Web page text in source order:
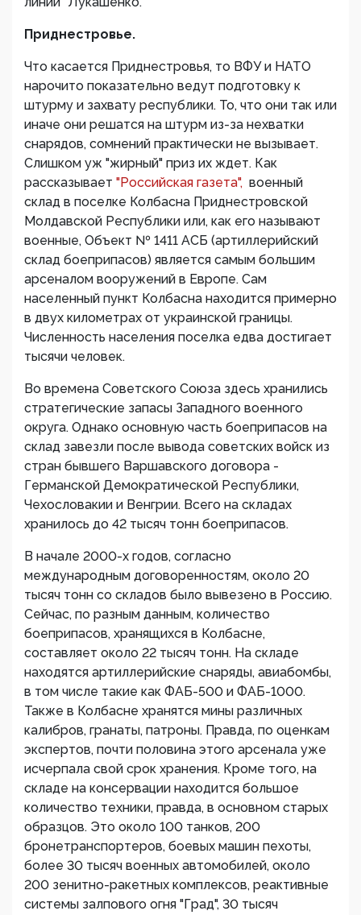
Приднестровье.
Что касается Приднестровья, то ВФУ и НАТО
нарочито показательно ведут подготовку к
штурму и захвату республики. То, что они так или
иначе они решатся на штурм из-за нехватки
снарядов, сомнений практически не вызывает.
Слишком уж "жирный" приз их ждет. Как
рассказывает "Российская газета", военный
склад в поселке Колбасна Приднестровской
Молдавской Республики или, как его называют
военные, Объект № 1411 АСБ (артиллерийский
склад боеприпасов) является самым большим
арсеналом вооружений в Европе. Сам
населенный пункт Колбасна находится примерно
в двух километрах от украинской границы.
Численность населения поселка едва достигает
тысячи человек.
Во времена Советского Союза здесь хранились
стратегические запасы Западного военного
округа. Однако основную часть боеприпасов на
склад завезли после вывода советских войск из
стран бывшего Варшавского договора -
Германской Демократической Республики,
Чехословакии и Венгрии. Всего на складах
хранилось до 42 тысяч тонн боеприпасов.
В начале 2000-х годов, согласно
международным договоренностям, около 20
тысяч тонн со складов было вывезено в Россию.
Сейчас, по разным данным, количество
боеприпасов, хранящихся в Колбасне,
составляет около 22 тысяч тонн. На складе
находятся артиллерийские снаряды, авиабомбы,
в том числе такие как ФАБ-500 и ФАБ-1000.
Также в Колбасне хранятся мины различных
калибров, гранаты, патроны. Правда, по оценкам
экспертов, почти половина этого арсенала уже
исчерпала свой срок хранения. Кроме того, на
складе на консервации находится большое
количество техники, правда, в основном старых
образцов. Это около 100 танков, 200
бронетранспортеров, боевых машин пехоты,
более 30 тысяч военных автомобилей, около
200 зенитно-ракетных комплексов, реактивные
системы залпового огня "Град", 30 тысяч